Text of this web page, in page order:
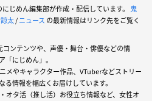
にじめん編集部が作成・配信しています。 鬼
太/ニュース の最新情報はリンク先をご覧く
ンテンツや、声優・舞台・俳優などの情
「にじめん」。
メやキャラクター作品、VTuberなどストリー
情報を幅広くお届けしています。
オタ活（推し活）お役立ち情報など、女性オ